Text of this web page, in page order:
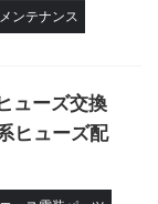
ンテナンス
ューズ交換
ヒューズ配